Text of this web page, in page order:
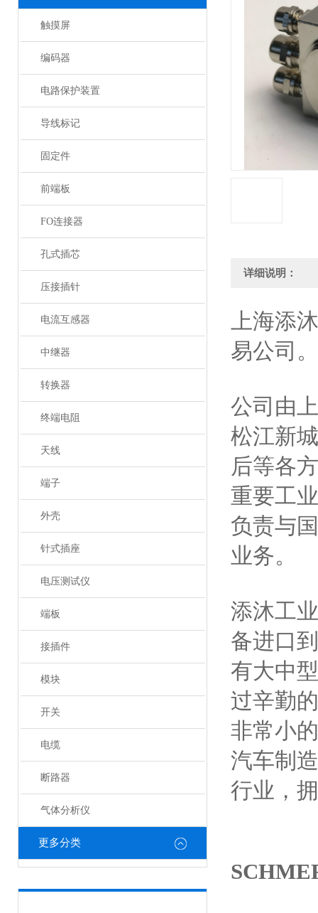
触摸屏
编码器
电路保护装置
导线标记
固定件
前端板
FO连接器
孔式插芯
压接插针
电流互感器
中继器
转换器
终端电阻
天线
端子
外壳
针式插座
电压测试仪
端板
接插件
模块
开关
电缆
断路器
气体分析仪
更多分类
详细说明：
上海添
易公司。
公司由
松江新
后等各
重要工
负责与
业务。
添沐工
备进口
有大中
过辛勤
非常小
汽车制
行业，